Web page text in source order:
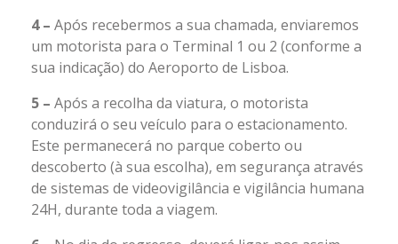
4 – Após recebermos a sua chamada, enviaremos
um motorista para o Terminal 1 ou 2 (conforme a
sua indicação) do Aeroporto de Lisboa.
5 – Após a recolha da viatura, o motorista
conduzirá o seu veículo para o estacionamento.
Este permanecerá no parque coberto ou
descoberto (à sua escolha), em segurança através
de sistemas de videovigilância e vigilância humana
24H, durante toda a viagem.